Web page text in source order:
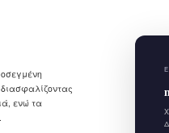
ενώ τα